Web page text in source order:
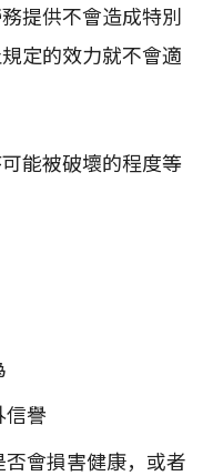
提供不會造成特別
定的效力就不會適
能被破壞的程度等
信譽
會損害健康，或者